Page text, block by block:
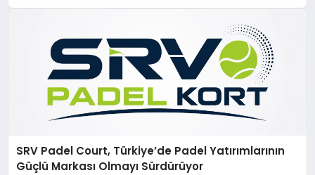
SRV Padel Court, Türkiye’de Padel Yatırımlarının
Güçlü Markası Olmayı Sürdürüyor